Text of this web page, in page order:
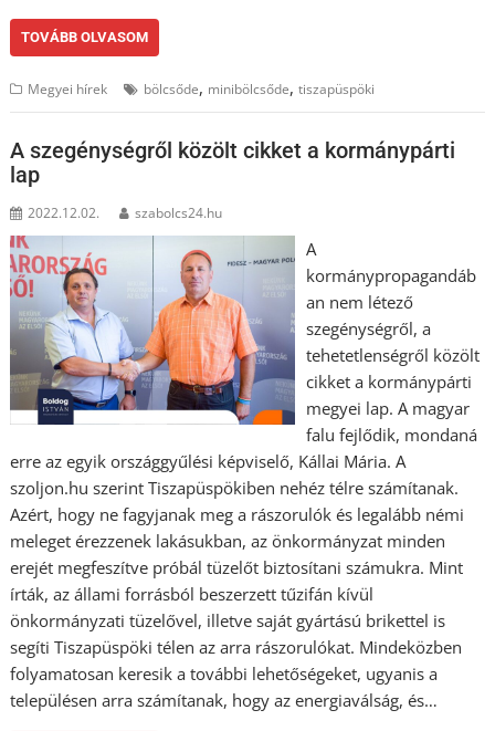
TOVÁBB OLVASOM
Megyei hírek bölcsőde, minibölcsőde,tiszapüspöki
A szegénységről közölt cikket a kormánypárti
lap
2022.12.02. szabolcs24.hu
A
kormánypropagandáb
an nem létező
szegénységről, a
tehetetlenségről közölt
cikket a kormánypárti
megyei lap. A magyar
falu fejlődik, mondaná
erre az egyik országgyűlési képviselő, Kállai Mária. A
szoljon.hu szerint Tiszapüspökiben nehéz télre számítanak.
Azért, hogy ne fagyjanak meg a rászorulók és legalább némi
meleget érezzenek lakásukban, az önkormányzat minden
erejét megfeszítve próbál tüzelőt biztosítani számukra. Mint
írták, az állami forrásból beszerzett tűzifán kívül
önkormányzati tüzelővel, illetve saját gyártású brikettel is
segíti Tiszapüspöki télen az arra rászorulókat. Mindeközben
folyamatosan keresik a további lehetőségeket, ugyanis a
településen arra számítanak, hogy az energiaválság, és…